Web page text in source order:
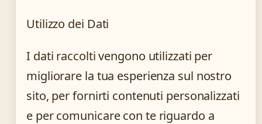
Utilizzo dei Dati
I dati raccolti vengono utilizzati per
migliorare la tua esperienza sul nostro
sito, per fornirti contenuti personalizzati
e per comunicare con te riguardo a